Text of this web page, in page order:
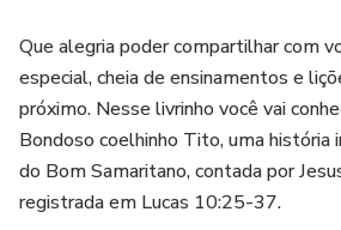
Que alegria poder compartilhar com
especial, cheia de ensinamentos e
próximo. Nesse livrinho você vai
Bondoso coelhinho Tito, uma história
do Bom Samaritano, contada por
registrada em Lucas 10:25-37.